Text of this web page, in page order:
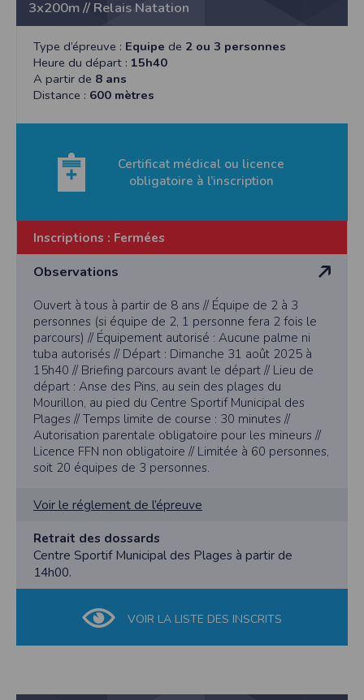
3x200m // Relais Natation
Type d’épreuve : Equipe de 2 ou 3 personnes
Heure du départ : 15h40
A partir de 8 ans
Distance : 600 mètres
Certificat médical ou licence
obligatoire à l’inscription
Inscriptions : Fermées
Observations
Ouvert à tous à partir de 8 ans // Équipe de 2 à 3
personnes (si équipe de 2, 1 personne fera 2 fois le
parcours) // Équipement autorisé : Aucune palme ni
tuba autorisés // Départ : Dimanche 31 août 2025 à
15h40 // Briefing parcours avant le départ // Lieu de
départ : Anse des Pins, au sein des plages du
Mourillon, au pied du Centre Sportif Municipal des
Plages // Temps limite de course : 30 minutes //
Autorisation parentale obligatoire pour les mineurs //
Licence FFN non obligatoire // Limitée à 60 personnes,
soit 20 équipes de 3 personnes.
Voir le réglement de l’épreuve
Retrait des dossards
Centre Sportif Municipal des Plages à partir de
14h00.
VOIR LA LISTE DES INSCRITS